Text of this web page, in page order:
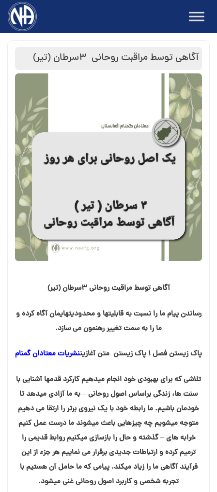
content
آگاهی توسط مراقبت روحانی ۳سرطان (تیر)
آگاهی توسط مراقبت روحانی ۳سرطان (تیر)
رساندن پیام ما را نسبت به قابلیتها و محدودیتهایمان آگاه کرده و
ما را به سمت تغيير رهنمون می سازد.
پاک زیستن فصل ۱ پاک زیستن متن آغازین نشریات معتادان گمنام
تلاشی که برای بهبودی خود انجام میدهیم کارکرد قدمها آشنایی با
سنت ها، زندگی براساس اصول روحانی – به ما آزادی میدهد تا
خودمان باشیم. ما رابطه خود با یک نیروی برتر را ارتقا می دهیم
متوجه میشویم چه چیزهایی باعث میشوند ما درست عمل کنیم
خرابه های – گذشته و حال را بازسازی میکنیم روابط قدیمی را
ترمیم کرده و ارتباطات جدیدی برقرار می نماییم هر جزء از این
فرآیند آگاهی ما را زیاد میکند. پیامی که ما حامل آن هستیم با
تجربه شخصی و کاربرد اصول روحانی غنی میشود.